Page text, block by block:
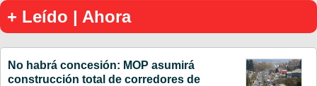
+ Leído | Ahora
No habrá concesión: MOP asumirá
construcción total de corredores de